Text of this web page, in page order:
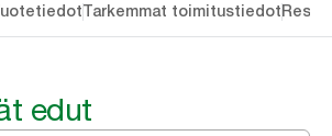
Tarkemmat toimitustiedot
edut